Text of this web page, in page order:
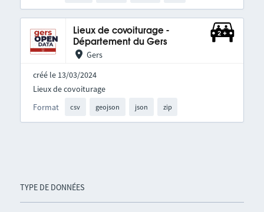
TYPE DE DONNÉES
Lieux de covoiturage -
Département du Gers
Gers
créé le 13/03/2024
Format csv geojson json zip
Lieux de covoiturage